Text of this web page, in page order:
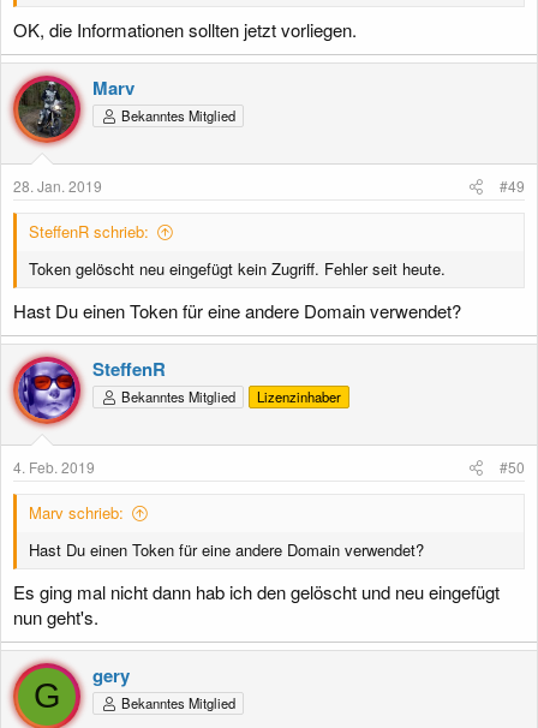
OK, die Informationen sollten jetzt vorliegen.
Marv
Bekanntes Mitglied
28. Jan. 2019 #49
SteffenR schrieb:
Token gelöscht neu eingefügt kein Zugriff. Fehler seit heute.
Hast Du einen Token für eine andere Domain verwendet?
SteffenR
Bekanntes Mitglied Lizenzinhaber
4. Feb. 2019 #50
Marv schrieb:
Hast Du einen Token für eine andere Domain verwendet?
Es ging mal nicht dann hab ich den gelöscht und neu eingefügt
nun geht's.
G
gery
Bekanntes Mitglied